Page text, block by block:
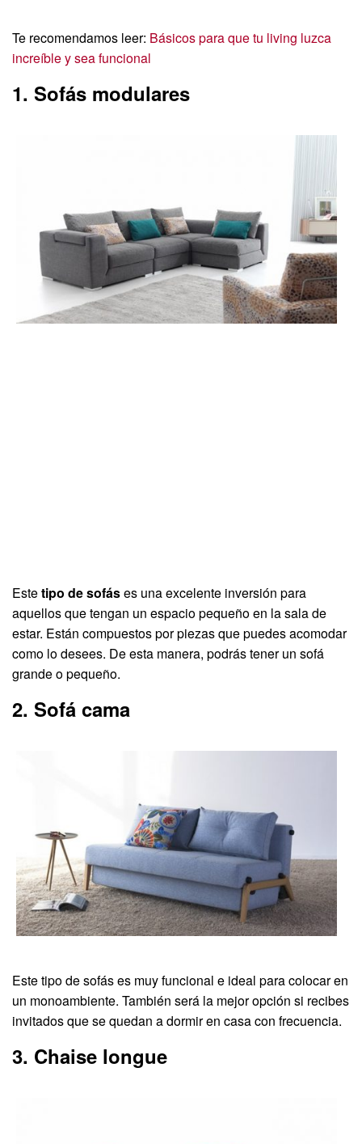
Te recomendamos leer: Básicos para que tu living luzca
increíble y sea funcional
1. Sofás modulares
Estetipo de sofáses una excelente inversión para
aquellos que tengan un espacio pequeño en la sala de
estar. Están compuestos por piezas que puedes acomodar
como lo desees. De esta manera, podrás tener un sofá
grande o pequeño.
2. Sofá cama
Este tipo de sofás es muy funcional e ideal para colocar en
un monoambiente. También será la mejor opción si recibes
invitados que se quedan a dormir en casa con frecuencia.
3. Chaise longue